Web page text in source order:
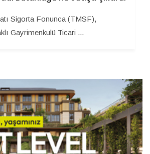
Sigorta Fonunca (TMSF),
Gayrimenkulü Ticari ...